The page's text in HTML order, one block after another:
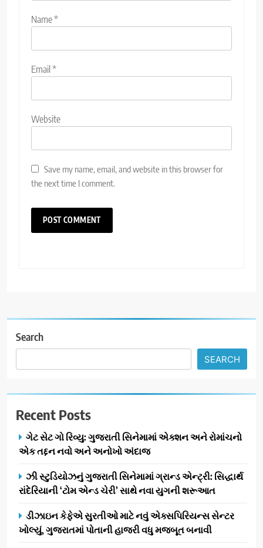
Name*
Email *
Website
Save my name, email, and website in this browser for
the next time I comment.
Search
SEARCH
Recent Posts
ગેટ સેટ ગો રિવ્યુ: ગુજરાતી સિનેમામાં એક્શન અને રોમાંચનો
એક તદ્દન નવો અને અનોખો અંદાજ
ઝી સ્ટુડિયોઝનું ગુજરાતી સિનેમામાં ગ્રાન્ડ એન્ટ્રી: સિદ્ધાર્થ
રાંદેરિયાની ‘ટોમ એન્ડ ચેરી’ સાથે નવા યુગની શરૂઆત
ડીઝાઇન કેફેએ સુરતીઓ માટે નવું એક્સપિરિયન્સ સેન્ટર
ખોલ્યું, ગુજરાતમાં પોતાની હાજરી વધુ મજબૂત બનાવી